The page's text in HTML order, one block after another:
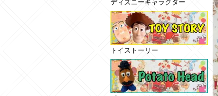
ディズニーキャラクター
トイストーリー